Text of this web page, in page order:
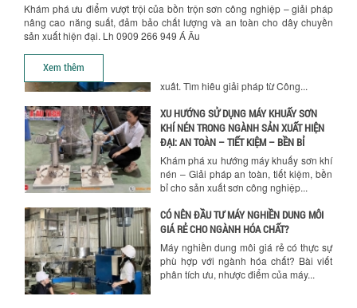
Khám phá ưu điểm vượt trội của bồn trộn sơn công nghiệp – giải pháp
nâng cao năng suất, đảm bảo chất lượng và an toàn cho dây chuyền
sản xuất hiện đại. Lh 0909 266 949 Á Âu
Xem thêm
TỐI ƯU CHI PHÍ ĐẦU TƯ NHỜ LỰA CHỌN
ĐÚNG DỤNG CỤ KHUẤY SƠN CHO DÂY
CHUYỀN SẢN XUẤT
xuất. Tìm hiểu giải pháp từ Công...
XU HƯỚNG SỬ DỤNG MÁY KHUẤY SƠN
KHÍ NÉN TRONG NGÀNH SẢN XUẤT HIỆN
ĐẠI: AN TOÀN – TIẾT KIỆM – BỀN BỈ
Khám phá xu hướng máy khuấy sơn khí
nén – Giải pháp an toàn, tiết kiệm, bền
bỉ cho sản xuất sơn công nghiệp...
CÓ NÊN ĐẦU TƯ MÁY NGHIỀN DUNG MÔI
GIÁ RẺ CHO NGÀNH HÓA CHẤT?
Máy nghiền dung môi giá rẻ có thực sự
phù hợp với ngành hóa chất? Bài viết
phân tích ưu, nhược điểm của máy...